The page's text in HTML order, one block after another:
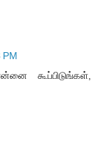
PM
கூப்பிடுங்கள்,